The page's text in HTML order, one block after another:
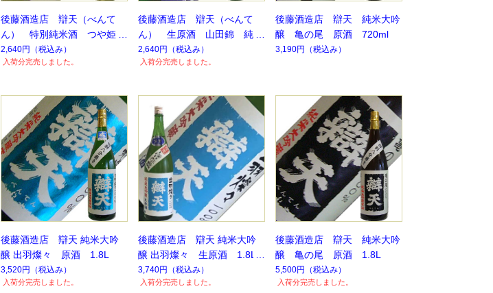
後藤酒造店 辯天（べんて
ん） 特別純米酒 つや姫
1.8L
2,640円 （税込み）
入荷分完売しました。
後藤酒造店 辯天（べんて
ん） 生原酒 山田錦 純米
酒 1.8L【H28BY】【要冷
蔵】
2,640円 （税込み）
入荷分完売しました。
後藤酒造店 辯天 純米大吟
醸 亀の尾 原酒 720ml
3,190円 （税込み）
後藤酒造店 辯天 純米大吟
醸 出羽燦々 原酒 1.8L
3,520円 （税込み）
入荷分完売しました。
後藤酒造店 辯天 純米大吟
醸 出羽燦々 生原酒 1.8L
【要冷蔵】
3,740円 （税込み）
入荷分完売しました。
後藤酒造店 辯天 純米大吟
醸 亀の尾 原酒 1.8L
5,500円 （税込み）
入荷分完売しました。